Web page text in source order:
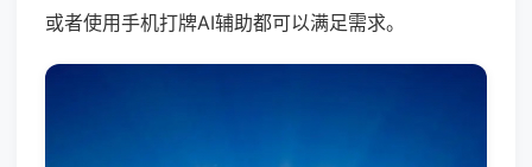
或者使用手机打牌AI辅助都可以满足需求。